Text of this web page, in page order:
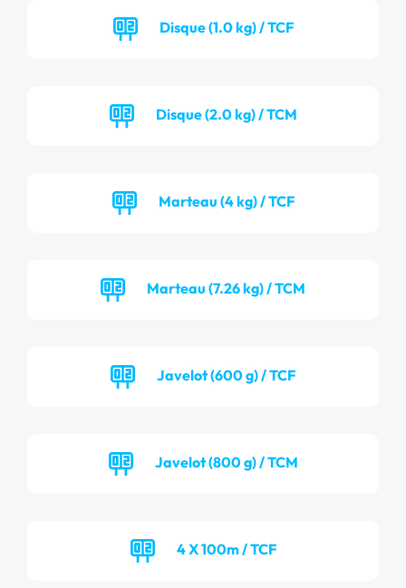
Disque (1.0 kg) / TCF
Disque (2.0 kg) / TCM
Marteau (4 kg) / TCF
Marteau (7.26 kg) / TCM
Javelot (600 g) / TCF
Javelot (800 g) / TCM
4 X 100m / TCF